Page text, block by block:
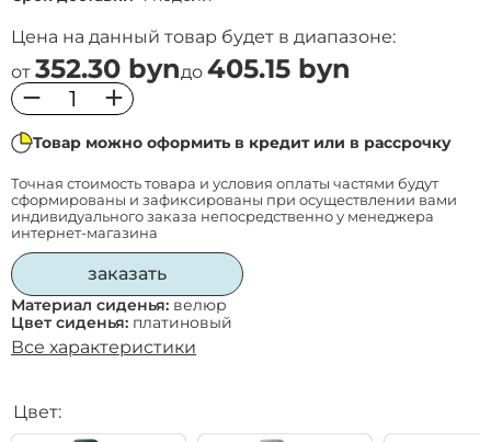
Материал сиденья: велюр
Цвет сиденья: платиновый
Все характеристики
Цвет:
Цена на данный товар будет в диапазоне:
от 352.30 bynдо 405.15 byn
− +
Товар можно оформить в кредит или в рассрочку
Точная стоимость товара и условия оплаты частями будут
сформированы и зафиксированы при осуществлении вами
индивидуального заказа непосредственно у менеджера
интернет-магазина
заказать